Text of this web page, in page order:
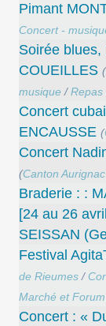
Pimant
Concert -
Soirée
COUEILLES (
musique/Repas
Concert
ENCAUSSE (
Concert
(Canton Aurignac
Braderie : :
[24 au 26
SEISSAN
Festival
de Rieumes/
Marché et Forum
Concert : «